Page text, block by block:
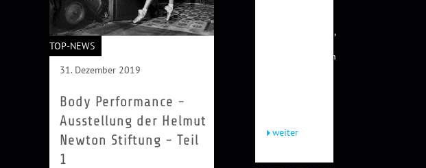
TOP-NEWS
31. Dezember 2019
Body Performance -
Ausstellung der Helmut
Newton Stiftung - Teil
1
Expertenmessen,
Auktionshäusern
weiter